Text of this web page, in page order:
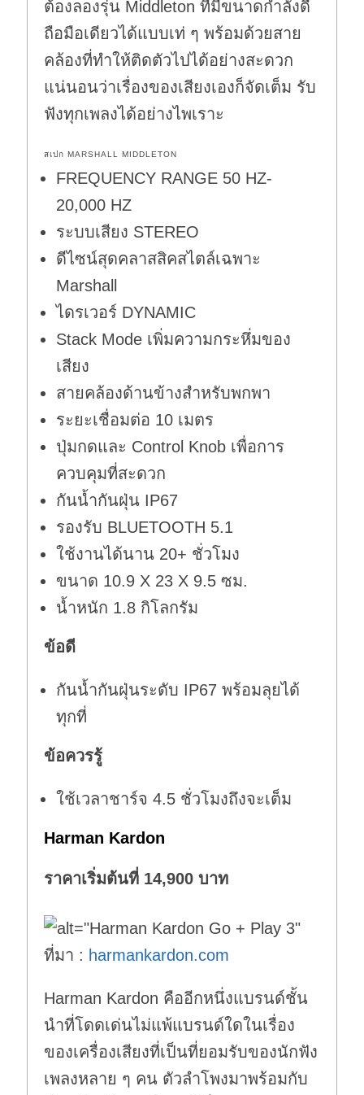
ต้องลองรุ่น Middleton ที่มีขนาดกำลังดี
ถือมือเดียวได้แบบเท่ ๆ พร้อมด้วยสาย
คล้องที่ทำให้ติดตัวไปได้อย่างสะดวก
แน่นอนว่าเรื่องของเสียงเองก็จัดเต็ม รับ
ฟังทุกเพลงได้อย่างไพเราะ
สเปก MARSHALL MIDDLETON
FREQUENCY RANGE 50 HZ-
20,000 HZ
ระบบเสียง STEREO
ดีไซน์สุดคลาสสิคสไตล์เฉพาะ
Marshall
ไดรเวอร์ DYNAMIC
Stack Mode เพิ่มความกระหึ่มของ
เสียง
สายคล้องด้านข้างสำหรับพกพา
ระยะเชื่อมต่อ 10 เมตร
ปุ่มกดและ Control Knob เพื่อการ
ควบคุมที่สะดวก
กันน้ำกันฝุ่น IP67
รองรับ BLUETOOTH 5.1
ใช้งานได้นาน 20+ ชั่วโมง
ขนาด 10.9 X 23 X 9.5 ซม.
น้ำหนัก 1.8 กิโลกรัม
ข้อดี
กันน้ำกันฝุ่นระดับ IP67 พร้อมลุยได้
ทุกที่
ข้อควรรู้
ใช้เวลาชาร์จ 4.5 ชั่วโมงถึงจะเต็ม
Harman Kardon
ราคาเริ่มต้นที่ 14,900 บาท
ที่มา : harmankardon.com
Harman Kardon คืออีกหนึ่งแบรนด์ชั้น
นำที่โดดเด่นไม่แพ้แบรนด์ใดในเรื่อง
ของเครื่องเสียงที่เป็นที่ยอมรับของนักฟัง
เพลงหลาย ๆ คน ตัวลำโพงมาพร้อมกับ